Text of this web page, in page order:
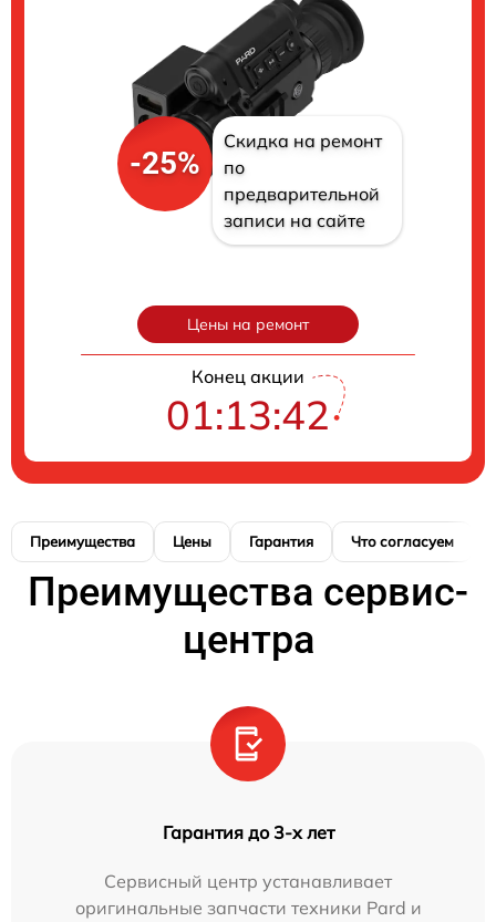
-25%
Скидка на ремонт
по
предварительной
записи на сайте
Цены на ремонт
Конец акции
01:13:41
Преимущества Цены Гарантия Что согласуем
Преимущества сервис-
центра
Гарантия до 3-х лет
Сервисный центр устанавливает
оригинальные запчасти техники Pard и